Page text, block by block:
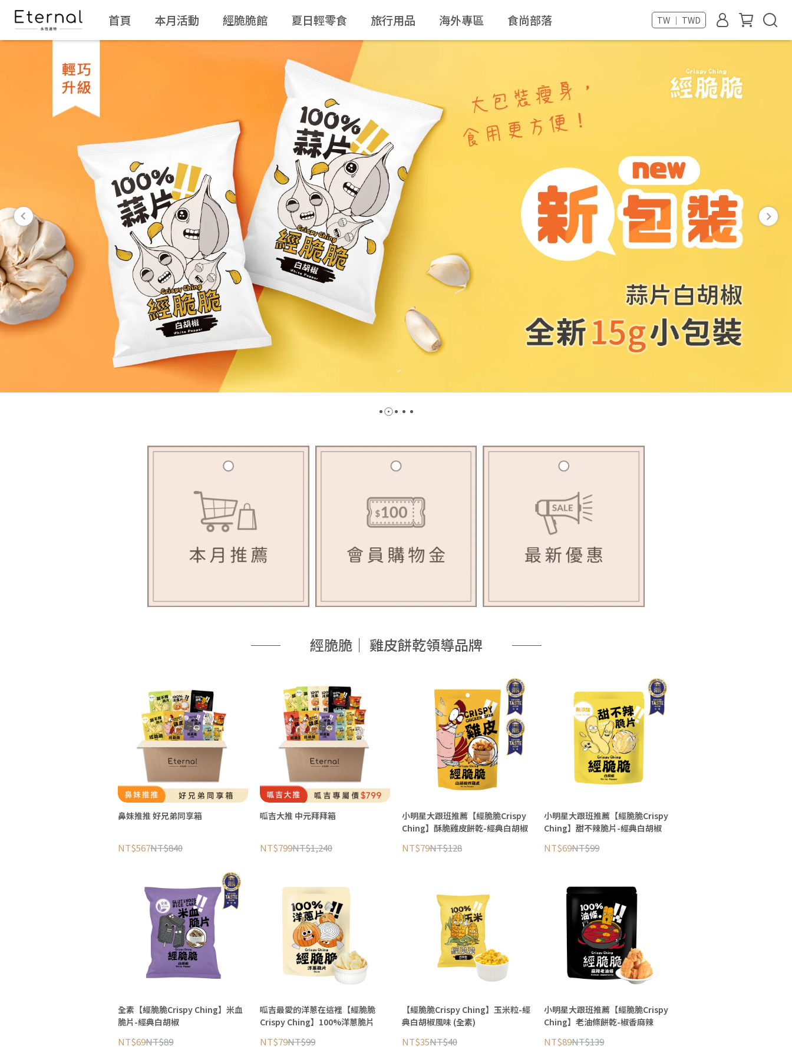
首頁 本月活動 經脆脆館 夏日輕零食 旅行用品 海外專區 食尚部落 TW ｜ TWD
經脆脆｜ 雞皮餅乾領導品牌
鼻妹推推 好兄弟同享箱
NT$567NT$840
呱吉大推 中元拜拜箱
NT$799NT$1,240
小明星大跟班推薦【經脆脆Crispy
Ching】酥脆雞皮餅乾-經典白胡椒
NT$79NT$128
小明星大跟班推薦【經脆脆Crispy
Ching】甜不辣脆片-經典白胡椒
NT$69NT$99
全素【經脆脆Crispy Ching】米血
脆片-經典白胡椒
NT$69NT$89
呱吉最愛的洋蔥在這裡【經脆脆
Crispy Ching】100%洋蔥脆片
NT$79NT$99
【經脆脆Crispy Ching】玉米粒-經
典白胡椒風味 (全素)
NT$35NT$40
小明星大跟班推薦【經脆脆Crispy
Ching】老油條餅乾-椒香麻辣
NT$89NT$139